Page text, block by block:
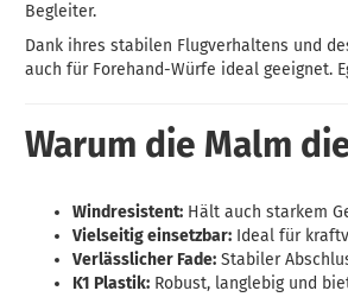
Begleiter.
Dank ihres stabilen Flugverhaltens und
auch für Forehand-Würfe ideal geeignet.
Warum die Malm
Windresistent: Hält auch starkem
Vielseitig einsetzbar: Ideal für
Verlässlicher Fade: Stabiler
K1 Plastik: Robust, langlebig und